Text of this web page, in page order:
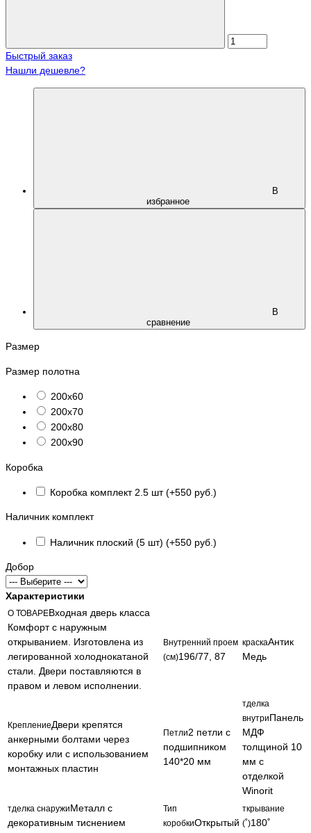
Быстрый заказ
Нашли дешевле?
В
избранное
В
сравнение
Размер
Размер полотна
200х60
200х70
200х80
200х90
Коробка
Коробка комплект 2.5 шт (+550 руб.)
Наличник комплект
Наличник плоский (5 шт) (+550 руб.)
Добор
Характеристики
О ТОВАРЕВходная дверь класса
Комфорт с наружным
открыванием. Изготовлена из
легированной холоднокатаной
стали. Двери поставляются в
правом и левом исполнении.
Внутренний проем
(см)196/77, 87
краскаАнтик
Медь
КреплениеДвери крепятся
анкерными болтами через
коробку или с использованием
монтажных пластин
Петли2 петли с
подшипником
140*20 мм
тделка
внутриПанель
МДФ
толщиной 10
мм с
отделкой
Winorit
тделка снаружиМеталл с
декоративным тиснением
Тип
коробкиОткрытый
ткрывание
(˚)180˚